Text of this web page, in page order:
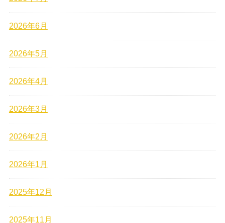
2026年6月
2026年5月
2026年4月
2026年3月
2026年2月
2026年1月
2025年12月
2025年11月